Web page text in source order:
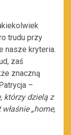
trudu przy
nasze kryteria.
zaś
znaczną
–
którzy dzielą z
„home,